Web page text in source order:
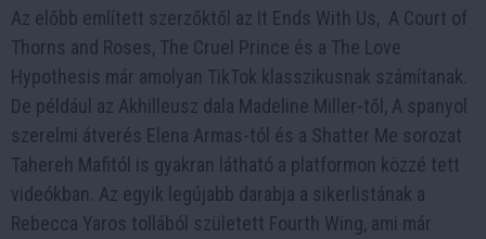
Az előbb említett szerzőktől az It Ends With Us, A Court of
Thorns and Roses, The Cruel Prince és a The Love
Hypothesis már amolyan TikTok klasszikusnak számítanak.
De például az Akhilleusz dala Madeline Miller-től, A spanyol
szerelmi átverés Elena Armas-tól és a Shatter Me sorozat
Tahereh Mafitól is gyakran látható a platformon közzé tett
videókban. Az egyik legújabb darabja a sikerlistának a
Rebecca Yaros tollából született Fourth Wing, ami már